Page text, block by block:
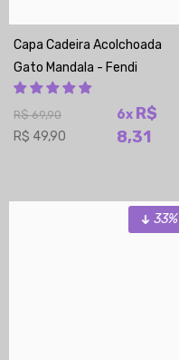
Capa Cadeira Acolchoada
Gato Mandala - Fendi
R$ 69,90
R$ 49,90
6x R$
8,31
33%